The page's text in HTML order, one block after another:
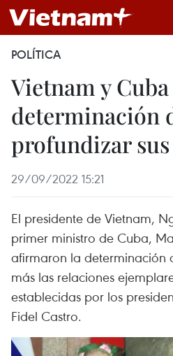
POLÍTICA
Vietnam y
determinación
profundizar
29/09/2022 15:21
El presidente de Vietnam,
primer ministro de Cuba,
afirmaron la determinación
más las relaciones
establecidas por los
Fidel Castro.